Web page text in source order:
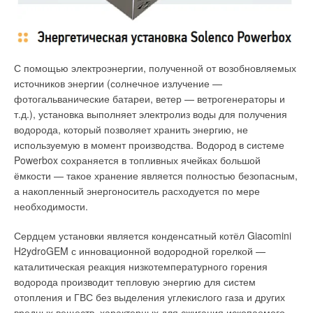
С помощью электроэнергии, полученной от возобновляемых
источников энергии (солнечное излучение —
фотогальванические батареи, ветер — ветрогенераторы и
т.д.), установка выполняет электролиз воды для получения
водорода, который позволяет хранить энергию, не
используемую в момент производства. Водород в системе
Powerbox сохраняется в топливных ячейках большой
ёмкости — такое хранение является полностью безопасным,
а накопленный энергоноситель расходуется по мере
необходимости.
Сердцем установки является конденсатный котёл Giacomini
H2ydroGEM с инновационной водородной горелкой —
каталитическая реакция низкотемпературного горения
водорода производит тепловую энергию для систем
отопления и ГВС без выделения углекислого газа и других
высотой около 700 мм и диаметром 100 мм, которые
сосудов имело отверстие. Применительно к условиям
организовывать автономное энергоснабжение будет
дешевле.
электроэнергии становится автономное энергоснабжение,
основой которого являются теплоэлектрогенераторы малой
и средней мощности, работающие на твёрдом топливе.